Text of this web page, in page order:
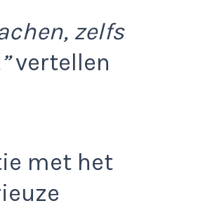
zelfs
vertellen
met het